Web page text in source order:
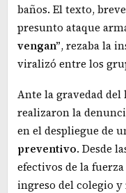
baños. El texto,
presunto ataque
vengan”, rezaba la
viralizó entre los
Ante la gravedad
realizaron la
en el despliegue de
preventivo. Desde
efectivos de la
ingreso del colegio